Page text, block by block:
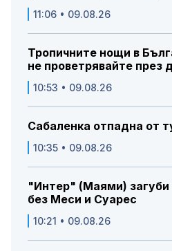
11:06 • 09.08.26
Тропичните нощи в
не проветрявайте през
10:53 • 09.08.26
Сабаленка отпадна от
10:35 • 09.08.26
"Интер" (Маями)
без Меси и Суарес
10:21 • 09.08.26